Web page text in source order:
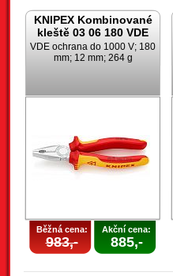
KNIPEX Kombinované
kleště 03 06 180 VDE
VDE ochrana do 1000 V; 180
mm; 12 mm; 264 g
Běžná cena:
983,-
Akční cena:
885,-